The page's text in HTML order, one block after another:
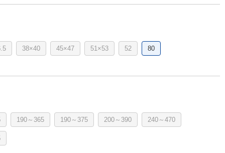
38×40 45×47 51×53 52 80
190～365 190～375 200～390 240～470